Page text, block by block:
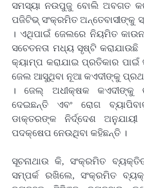
ସମସ୍ୟା ନଉପୁଜୁ ବୋଲି ଅବଗତ
ପଜିଟିଭ୍ ସଂକ୍ରମିତ ଅନ୍ତେବାସୀଙ୍କୁ
। ଏଥିପାଇଁ ଜେଲରେ ନିୟମିତ
ସଚେତନତା ମଧ୍ୟ ସୃଷ୍ଟି କରାଯାଉଛି
କ୍ୟାମ୍ପ କରାଯାଇ ପ୍ରତିକାର ପାଇଁ
ଜେଲ ଆସୁଥିବା ନୂଆ କଏଦୀଙ୍କୁ
। ଜେଲ୍ ଅଧୀକ୍ଷକ କଏଦୀଙ୍କୁ
ଦେଇଛନ୍ତି ଏବଂ ରୋଗ
ଡାକ୍ତରଙ୍କ ନିର୍ଦ୍ଦେଶ ଅନୁଯାୟୀ
ପଦକ୍ଷେପ ନେଉଥିବା କହିଛନ୍ତି ।
ସୂଚନାଥାଉ କି, ସଂକ୍ରମିତ
ସମ୍ପର୍କ ରଖିଲେ, ସଂକ୍ରମିତ